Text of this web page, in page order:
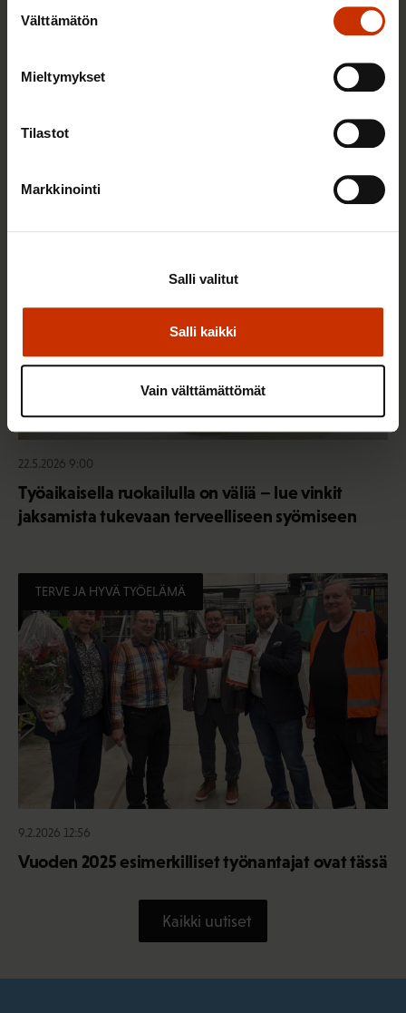
valinta
Välttämätön
Mieltymykset
Tilastot
Markkinointi
Salli kaikki
Salli valitut
Vain välttämättömät
22.5.2026 9:00
Työaikaisella ruokailulla on väliä – lue vinkit
jaksamista tukevaan terveelliseen syömiseen
TERVE JA HYVÄ TYÖELÄMÄ
9.2.2026 12:56
Vuoden 2025 esimerkilliset työnantajat ovat tässä
Kaikki uutiset